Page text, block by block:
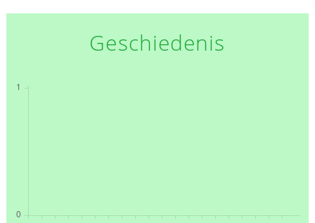
Geschiedenis